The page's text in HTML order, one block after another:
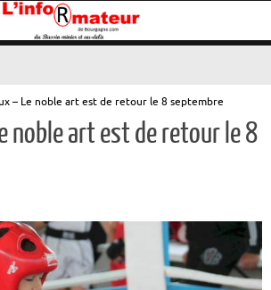
– Le noble art est de retour le 8 septembre
noble art est de retour le 8